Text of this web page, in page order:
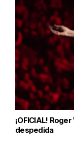
¡OFICIAL!
despedida